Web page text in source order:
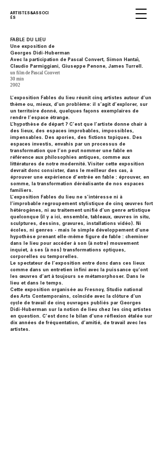
ARTISTES&ASSOCI
ÉS
FABLE DU LIEU
Une exposition de
Georges Didi-Huberman
Avec la participation de Pascal Convert, Simon Hantaï,
Claudio Parmiggiani, Giuseppe Penone, James Turrell.
un film de Pascal Convert
30 min
2002
L’exposition Fables du lieu réunit cinq artistes autour d’un
thème ou, mieux, d’un problème: il s’agit d’explorer, sur
un territoire donné, quelques façons exemplaires de
rendre l’espace étrange.
L’hypothèse de départ ? C’est que l’artiste donne chair à
des lieux, des espaces improbables, impossibles,
impensables. Des apories, des fictions topiques. Des
espaces investis, envahis par un processus de
transformation que l’on peut nommer une fable en
référence aux philosophies antiques, comme aux
littératures de notre modernité. Visiter cette exposition
devrait donc consister, dans le meilleur des cas, à
éprouver une expérience d’entrée en fable : éprouver, en
somme, la transformation déréalisante de nos espaces
familiers.
L’exposition Fables du lieu ne s’intéresse ni à
l’improbable regroupement stylistique de cinq œuvres fort
hétérogènes, ni au traitement unifié d’un genre artistique
quelconque (il y a ici, ensemble, tableaux, œuvres in situ,
sculptures, dessins, gravures, installations vidéo). Ni
écoles, ni genres - mais le simple développement d’une
hypothèse prenant elle-même figure de fable : cheminer
dans le lieu pour accéder à son (à notre) mouvement
inquiet, à ses (à nos) transformations optiques,
corporelles ou temporelles.
Le spectateur de l’exposition entre donc dans ces lieux
comme dans un entretien infini avec la puissance qu’ont
les œuvres d’art à toujours se métamorphoser. Dans le
lieu et dans le temps.
Cette exposition organisée au Fresnoy, Studio national
des Arts Contemporains, coïncide avec la clôture d’un
cycle de travail de cinq ouvrages publiés par Georges
Didi-Huberman sur la notion de lieu chez les cinq artistes
en question. C’est donc le bilan d’une réflexion étalée sur
dix années de fréquentation, d’amitié, de travail avec les
artistes.